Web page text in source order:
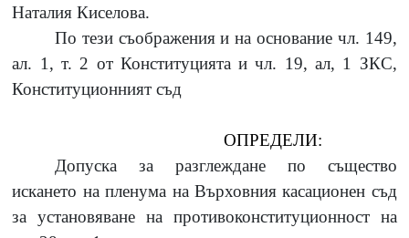
Наталия Киселова.
По тези съображения и на основание чл. 149,
ал. 1, т. 2 от Конституцията и чл. 19, ал, 1 ЗКС,
Конституционният съд
ОПРЕДЕЛИ:
Допуска за разглеждане по същество
искането на пленума на Върховния касационен съд
за установяване на противоконституционност на